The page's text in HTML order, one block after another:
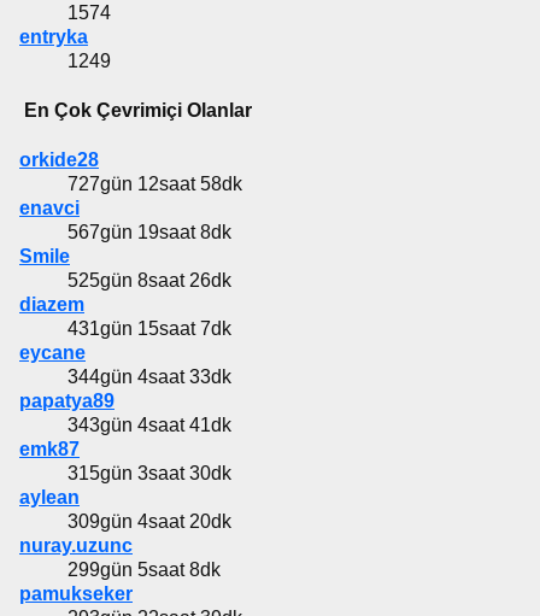
1574
entryka
1249
En Çok Çevrimiçi Olanlar
orkide28
727gün 12saat 58dk
enavci
567gün 19saat 8dk
Smile
525gün 8saat 26dk
diazem
431gün 15saat 7dk
eycane
344gün 4saat 33dk
papatya89
343gün 4saat 41dk
emk87
315gün 3saat 30dk
aylean
309gün 4saat 20dk
nuray.uzunc
299gün 5saat 8dk
pamukseker